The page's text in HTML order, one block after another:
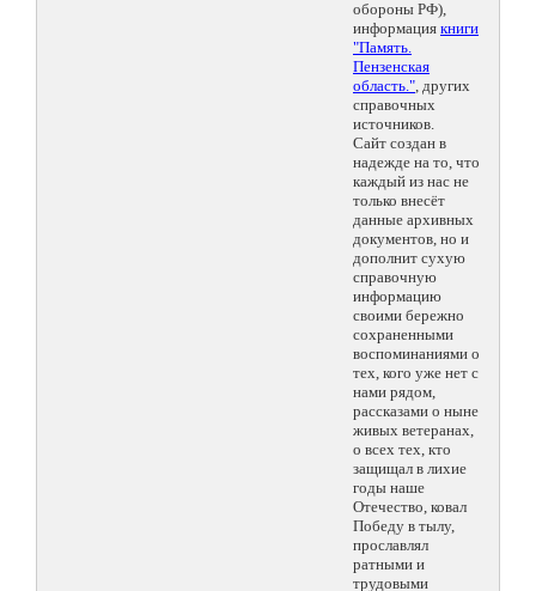
обороны РФ),
информация книги
"Память.
Пензенская
область.", других
справочных
источников.
Сайт создан в
надежде на то, что
каждый из нас не
только внесёт
данные архивных
документов, но и
дополнит сухую
справочную
информацию
своими бережно
сохраненными
воспоминаниями о
тех, кого уже нет с
нами рядом,
рассказами о ныне
живых ветеранах,
о всех тех, кто
защищал в лихие
годы наше
Отечество, ковал
Победу в тылу,
прославлял
ратными и
трудовыми